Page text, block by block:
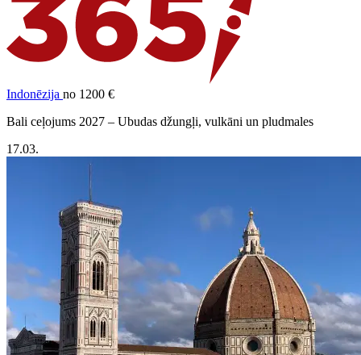
Indonēzija no 1200 €
Bali ceļojums 2027 – Ubudas džungļi, vulkāni un pludmales
17.03.